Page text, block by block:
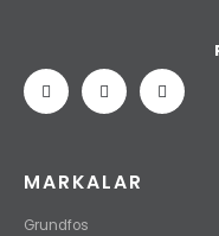
MARKALAR
Grundfos